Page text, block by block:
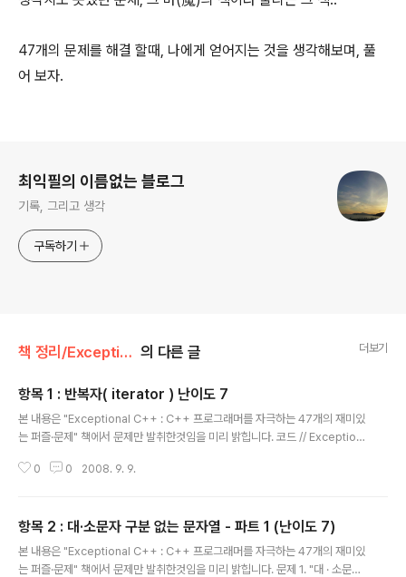
47개의 문제를 해결 할때, 나에게 얻어지는 것을 생각해보며, 풀
어 보자.
최익필의 이름없는 블로그
기록, 그리고 생각
구독하기
책 정리/Exceptional C++ 의 다른 글 더보기
항목 1 : 반복자( iterator ) 난이도 7
본 내용은 "Exceptional C++ : C++ 프로그래머를 자극하는 47개의 재미있
는 퍼즐·문제" 책에서 문제만 발취한것임을 미리 밝힙니다. 코드 // Exception
ain( ) { std::vector e; // copy 알고리즘을 사용 하여, back_inserter 가
serter( e ) ); // find 알고리즘을 이용하여 4의 위치를 찾고 iterato..
0 0 2008. 9. 9.
항목 2 : 대·소문자 구분 없는 문자열 - 파트 1 (난이도 7)
본 내용은 "Exceptional C++ : C++ 프로그래머를 자극하는 47개의 재미있
는 퍼즐·문제" 책에서 문제만 발취한것임을 미리 밝힙니다. 문제 1. "대 · 소문자